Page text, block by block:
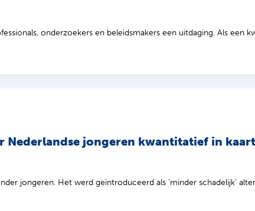
onderzoekers en beleidsmakers een uitdaging. Als een
Nederlandse jongeren kwantitatief in
jongeren. Het werd geïntroduceerd als ‘minder schadelijk’